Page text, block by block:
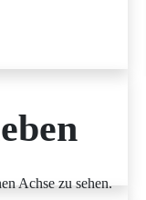
Achse zu sehen.